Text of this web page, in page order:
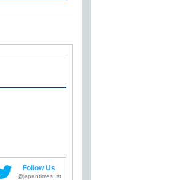
Follow Us
@japantimes_st